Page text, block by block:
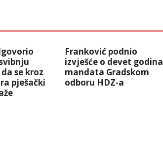
se kroz
pješački
Franković podnio
izvješće o devet godina
mandata Gradskom
odboru HDZ-a